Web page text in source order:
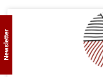
Newsletter